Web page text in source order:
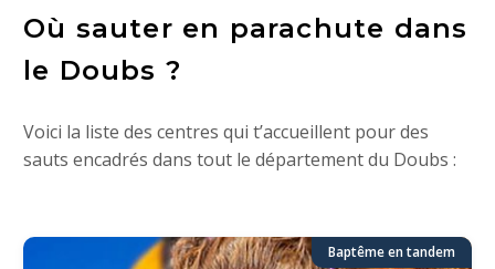
Où sauter en parachute dans
le Doubs ?
Voici la liste des centres qui t’accueillent pour des
sauts encadrés dans tout le département du Doubs :
Baptême en tandem